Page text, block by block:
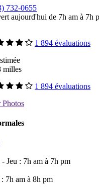
732-0655
aujourd'hui de 7h am à 7h
1 894 évaluations
milles
1 894 évaluations
Photos
Jeu : 7h am à 7h pm
7h am à 8h pm